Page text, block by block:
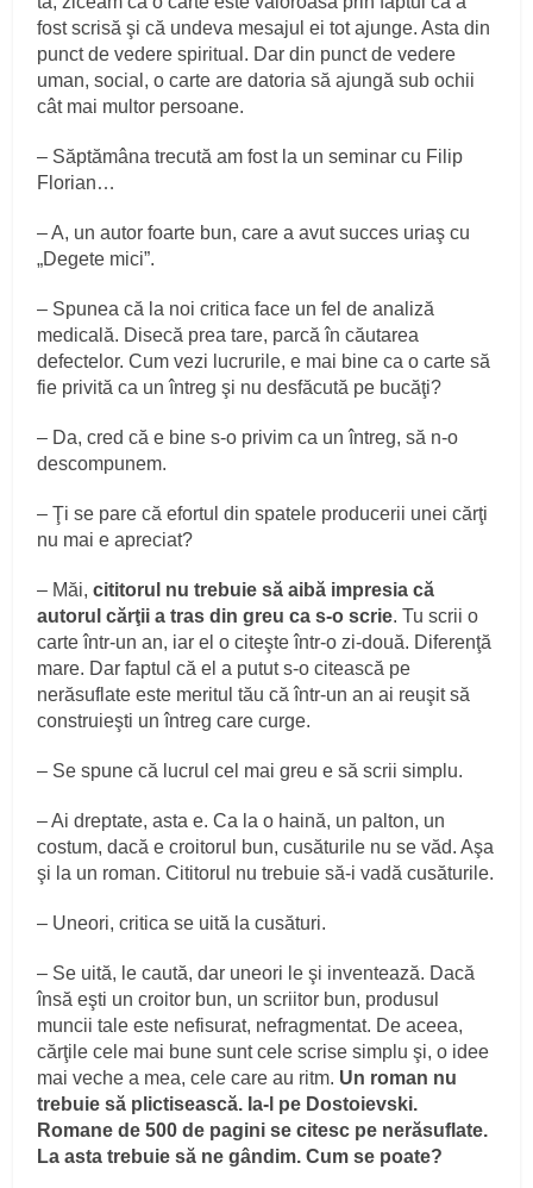
fost scrisă şi că undeva mesajul ei tot ajunge. Asta din
punct de vedere spiritual. Dar din punct de vedere
uman, social, o carte are datoria să ajungă sub ochii
cât mai multor persoane.
– Săptămâna trecută am fost la un seminar cu Filip
Florian…
– A, un autor foarte bun, care a avut succes uriaş cu
„Degete mici”.
– Spunea că la noi critica face un fel de analiză
medicală. Disecă prea tare, parcă în căutarea
defectelor. Cum vezi lucrurile, e mai bine ca o carte să
fie privită ca un întreg şi nu desfăcută pe bucăţi?
– Da, cred că e bine s-o privim ca un întreg, să n-o
descompunem.
– Ţi se pare că efortul din spatele producerii unei cărţi
nu mai e apreciat?
– Măi,cititorul nu trebuie să aibă impresia că
autorul cărţii a tras din greu ca s-o scrie. Tu scrii o
carte într-un an, iar el o citeşte într-o zi-două. Diferenţă
mare. Dar faptul că el a putut s-o citească pe
nerăsuflate este meritul tău că într-un an ai reuşit să
construieşti un întreg care curge.
– Se spune că lucrul cel mai greu e să scrii simplu.
– Ai dreptate, asta e. Ca la o haină, un palton, un
costum, dacă e croitorul bun, cusăturile nu se văd. Aşa
şi la un roman. Cititorul nu trebuie să-i vadă cusăturile.
– Uneori, critica se uită la cusături.
– Se uită, le caută, dar uneori le şi inventează. Dacă
însă eşti un croitor bun, un scriitor bun, produsul
muncii tale este nefisurat, nefragmentat. De aceea,
cărţile cele mai bune sunt cele scrise simplu şi, o idee
mai veche a mea, cele care au ritm. Un roman nu
trebuie să plictisească. Ia-l pe Dostoievski.
Romane de 500 de pagini se citesc pe nerăsuflate.
La asta trebuie să ne gândim. Cum se poate?